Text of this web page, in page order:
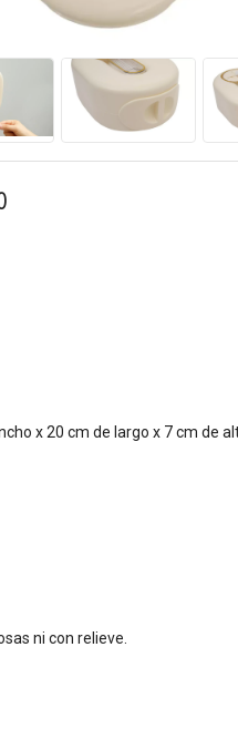
x 20 cm de largo x 7 cm de
ni con relieve.